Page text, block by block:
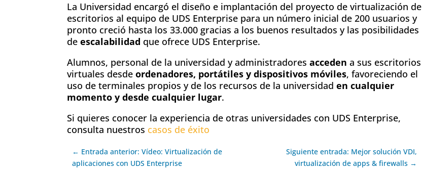
La Universidad encargó el diseño e implantación del proyecto de virtualización de
escritorios al equipo de UDS Enterprise para un número inicial de 200 usuarios y
pronto creció hasta los 33.000 gracias a los buenos resultados y las posibilidades
de escalabilidad que ofrece UDS Enterprise.
Alumnos, personal de la universidad y administradores acceden a sus escritorios
virtuales desde ordenadores, portátiles y dispositivos móviles, favoreciendo el
uso de terminales propios y de los recursos de la universidad en cualquier
momento y desde cualquier lugar.
Si quieres conocer la experiencia de otras universidades con UDS Enterprise,
consulta nuestros casos de éxito
← Entrada anterior: Vídeo: Virtualización de
aplicaciones con UDS Enterprise
Siguiente entrada: Mejor solución VDI,
virtualización de apps & firewalls →